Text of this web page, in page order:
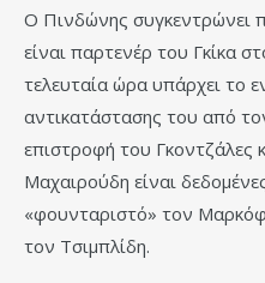
Ο Πινδώνης συγκεντρώνει
είναι παρτενέρ του Γκίκα
τελευταία ώρα υπάρχει το
αντικατάστασης του από
επιστροφή του Γκοντζάλες
Μαχαιρούδη είναι
«φουνταριστό» τον
τον Τσιμπλίδη.